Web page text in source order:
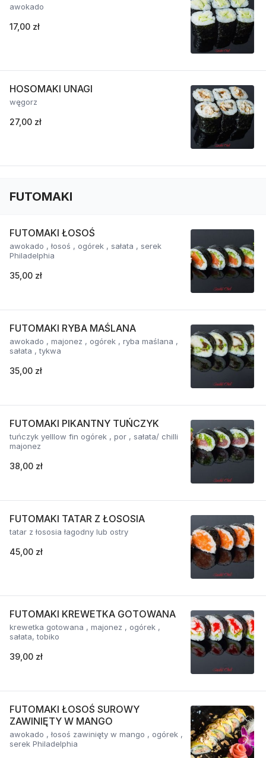
awokado
17,00 zł
HOSOMAKI UNAGI
węgorz
27,00 zł
FUTOMAKI
FUTOMAKI ŁOSOŚ
awokado , łosoś , ogórek , sałata , serek
Philadelphia
35,00 zł
FUTOMAKI RYBA MAŚLANA
awokado , majonez , ogórek , ryba maślana ,
sałata , tykwa
35,00 zł
FUTOMAKI PIKANTNY TUŃCZYK
tuńczyk yelllow fin ogórek , por , sałata/ chilli
majonez
38,00 zł
FUTOMAKI TATAR Z ŁOSOSIA
tatar z łososia łagodny lub ostry
45,00 zł
FUTOMAKI KREWETKA GOTOWANA
krewetka gotowana , majonez , ogórek ,
sałata, tobiko
39,00 zł
FUTOMAKI ŁOSOŚ SUROWY
ZAWINIĘTY W MANGO
awokado , łosoś zawinięty w mango , ogórek ,
serek Philadelphia